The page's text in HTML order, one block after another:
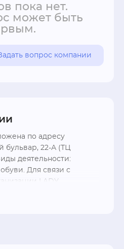
пока нет.
может быть
вопрос компании
по адресу
22-А (ТЦ
деятельности:
Для связи с
LADY
использовать